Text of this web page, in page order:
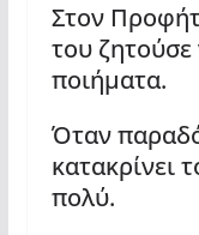
Στον
του ζητούσε
ποιήματα.
Όταν
κατακρίνει
πολύ.